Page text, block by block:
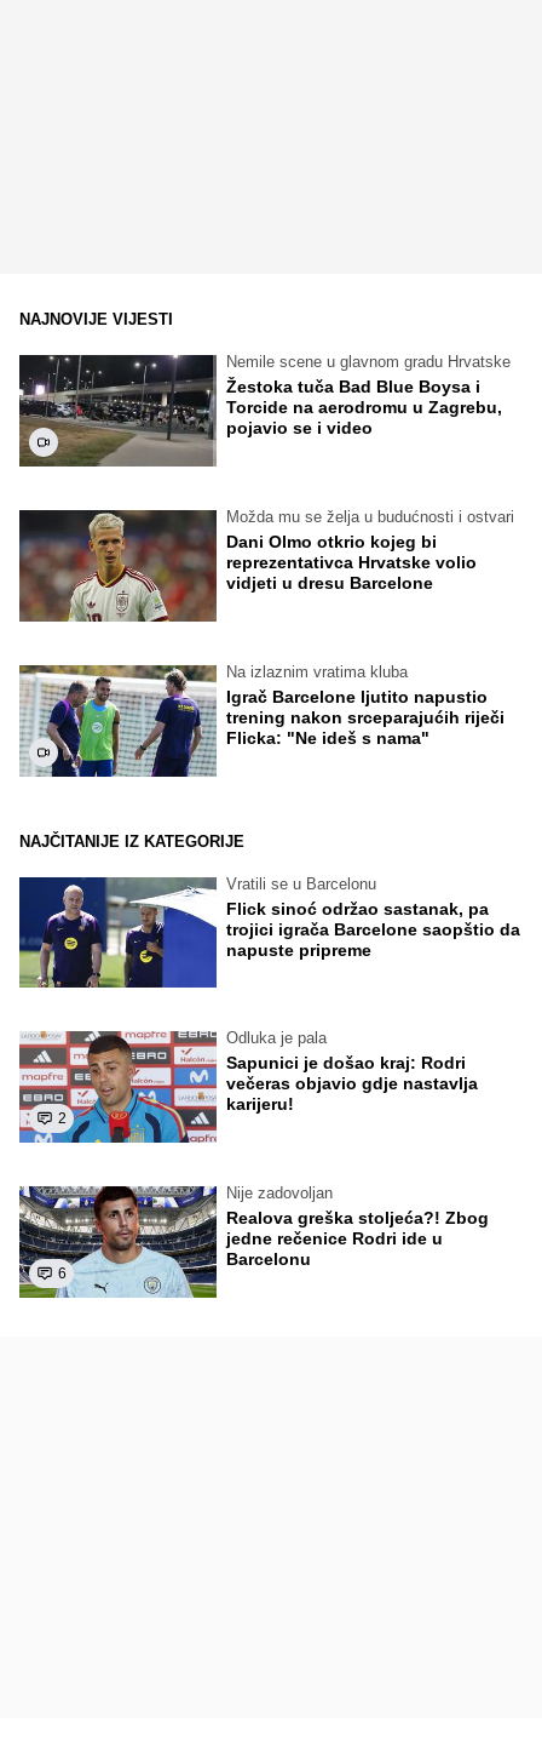
NAJNOVIJE VIJESTI
Nemile scene u glavnom gradu Hrvatske
Žestoka tuča Bad Blue Boysa i
Torcide na aerodromu u Zagrebu,
pojavio se i video
Možda mu se želja u budućnosti i ostvari
Dani Olmo otkrio kojeg bi
reprezentativca Hrvatske volio
vidjeti u dresu Barcelone
Na izlaznim vratima kluba
Igrač Barcelone ljutito napustio
trening nakon srceparajućih riječi
Flicka: "Ne ideš s nama"
NAJČITANIJE IZ KATEGORIJE
Vratili se u Barcelonu
Flick sinoć održao sastanak, pa
trojici igrača Barcelone saopštio da
napuste pripreme
2
Odluka je pala
Sapunici je došao kraj: Rodri
večeras objavio gdje nastavlja
karijeru!
6
Nije zadovoljan
Realova greška stoljeća?! Zbog
jedne rečenice Rodri ide u
Barcelonu